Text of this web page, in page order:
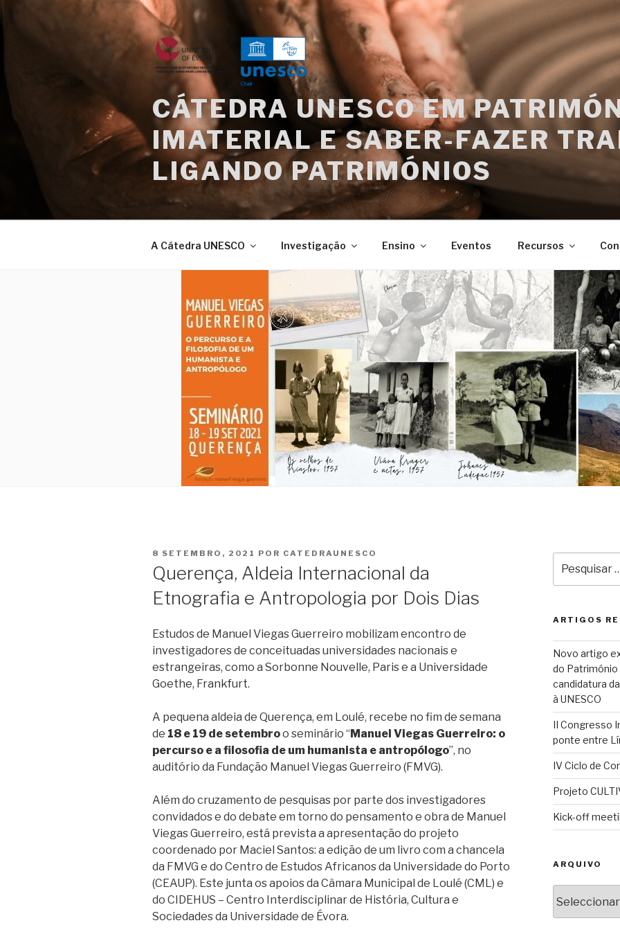
CÁTEDRA UNESCO EM
IMATERIAL E SABER-FAZER
LIGANDO PATRIMÓNIOS
A Cátedra UNESCO Investigação Ensino Eventos Recursos
PUBLICADO
8 SETEMBRO, 2021 POR CATEDRAUNESCO
Querença, Aldeia Internacional da
Etnografia e Antropologia por Dois Dias
Estudos de Manuel Viegas Guerreiro mobilizam encontro de
investigadores de conceituadas universidades nacionais e
estrangeiras, como a Sorbonne Nouvelle, Paris e a Universidade
Goethe, Frankfurt.
A pequena aldeia de Querença, em Loulé, recebe no fim de semana
de 18 e 19 de setembroo seminário “ Manuel Viegas Guerreiro: o
percurso e a filosofia de um humanista e antropólogo”, no
auditório da Fundação Manuel Viegas Guerreiro (FMVG).
Além do cruzamento de pesquisas por parte dos investigadores
convidados e do debate em torno do pensamento e obra de Manuel
Viegas Guerreiro, está prevista a apresentação do projeto
coordenado por Maciel Santos: a edição de um livro com a chancela
da FMVG e do Centro de Estudos Africanos da Universidade do Porto
(CEAUP). Este junta os apoios da Câmara Municipal de Loulé (CML) e
do CIDEHUS – Centro Interdisciplinar de História, Cultura e
Sociedades da Universidade de Évora.
por:
ARTIGOS
Novo artigo
do Património
candidatura
à UNESCO
II Congresso
ponte entre
IV Ciclo de
Projeto
Kick-off
ARQUIVO